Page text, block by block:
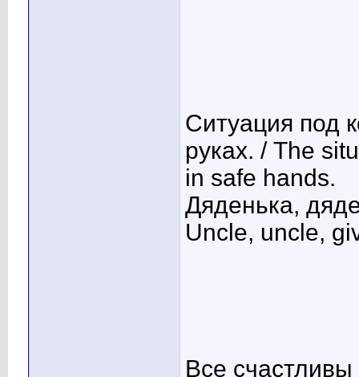
Ситуация под
руках. / The
in safe hands.
Дяденька,
Uncle, uncle,
Все